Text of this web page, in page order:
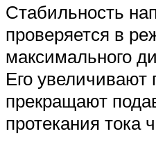
Стабильность
проверяется в
максимального
Его увеличивают
прекращают
протекания тока